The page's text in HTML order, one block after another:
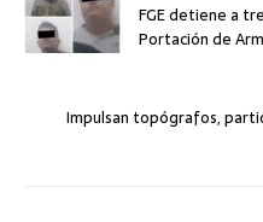
FGE detiene a
Portación de
Impulsan topógrafos,